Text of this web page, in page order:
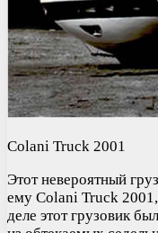
Colani Truck 2001
Этот невероятный
ему Colani Truck
деле этот грузовик